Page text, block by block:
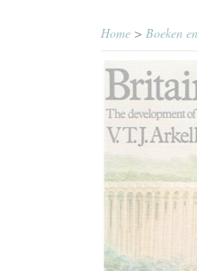
Home > Boeken